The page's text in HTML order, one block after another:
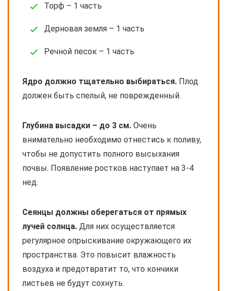
Торф – 1 часть
Дерновая земля – 1 часть
Речной песок – 1 часть
Ядро должно тщательно выбираться. Плод
должен быть спелый, не поврежденный.
Глубина высадки – до 3 см. Очень
внимательно необходимо отнестись к поливу,
чтобы не допустить полного высыхания
почвы. Появление ростков наступает на 3-4
нед.
Сеянцы должны оберегаться от прямых
лучей солнца. Для них осуществляется
регулярное опрыскивание окружающего их
пространства. Это повысит влажность
воздуха и предотвратит то, что кончики
листьев не будут сохнуть.